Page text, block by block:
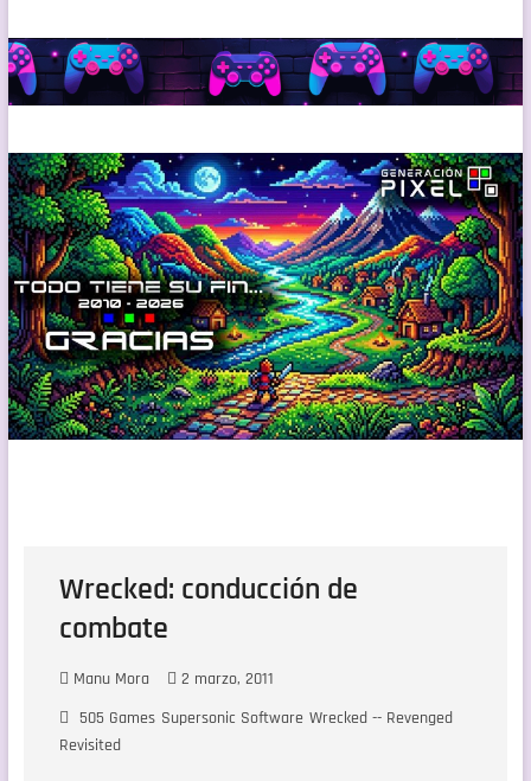
Wrecked: conducción de
combate
Manu Mora
2 marzo, 2011
505 Games Supersonic Software Wrecked -- Revenged
Revisited